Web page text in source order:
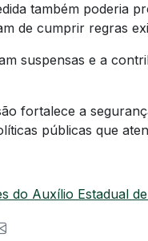
também poderia
de cumprir regras
suspensas e a
fortalece a
públicas que
do Auxílio Estadual